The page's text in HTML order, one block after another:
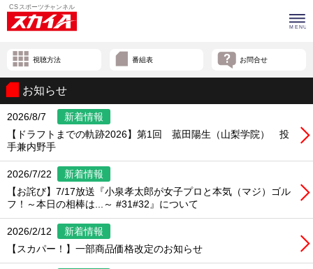
視聴方法 番組表 お問合せ
お知らせ
2026/8/7
新着情報
【ドラフトまでの軌跡2026】第1回 菰田陽生（山梨学院） 投
手兼内野手
2026/7/22
新着情報
【お詫び】7/17放送『小泉孝太郎が女子プロと本気（マジ）ゴル
フ！～本日の相棒は...～ #31#32』について
2026/2/12
新着情報
【スカパー！】一部商品価格改定のお知らせ